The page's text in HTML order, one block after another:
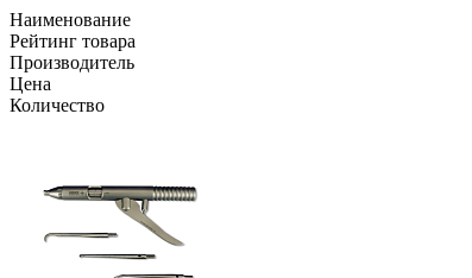
Наименование
Рейтинг товара
Производитель
Цена
Количество